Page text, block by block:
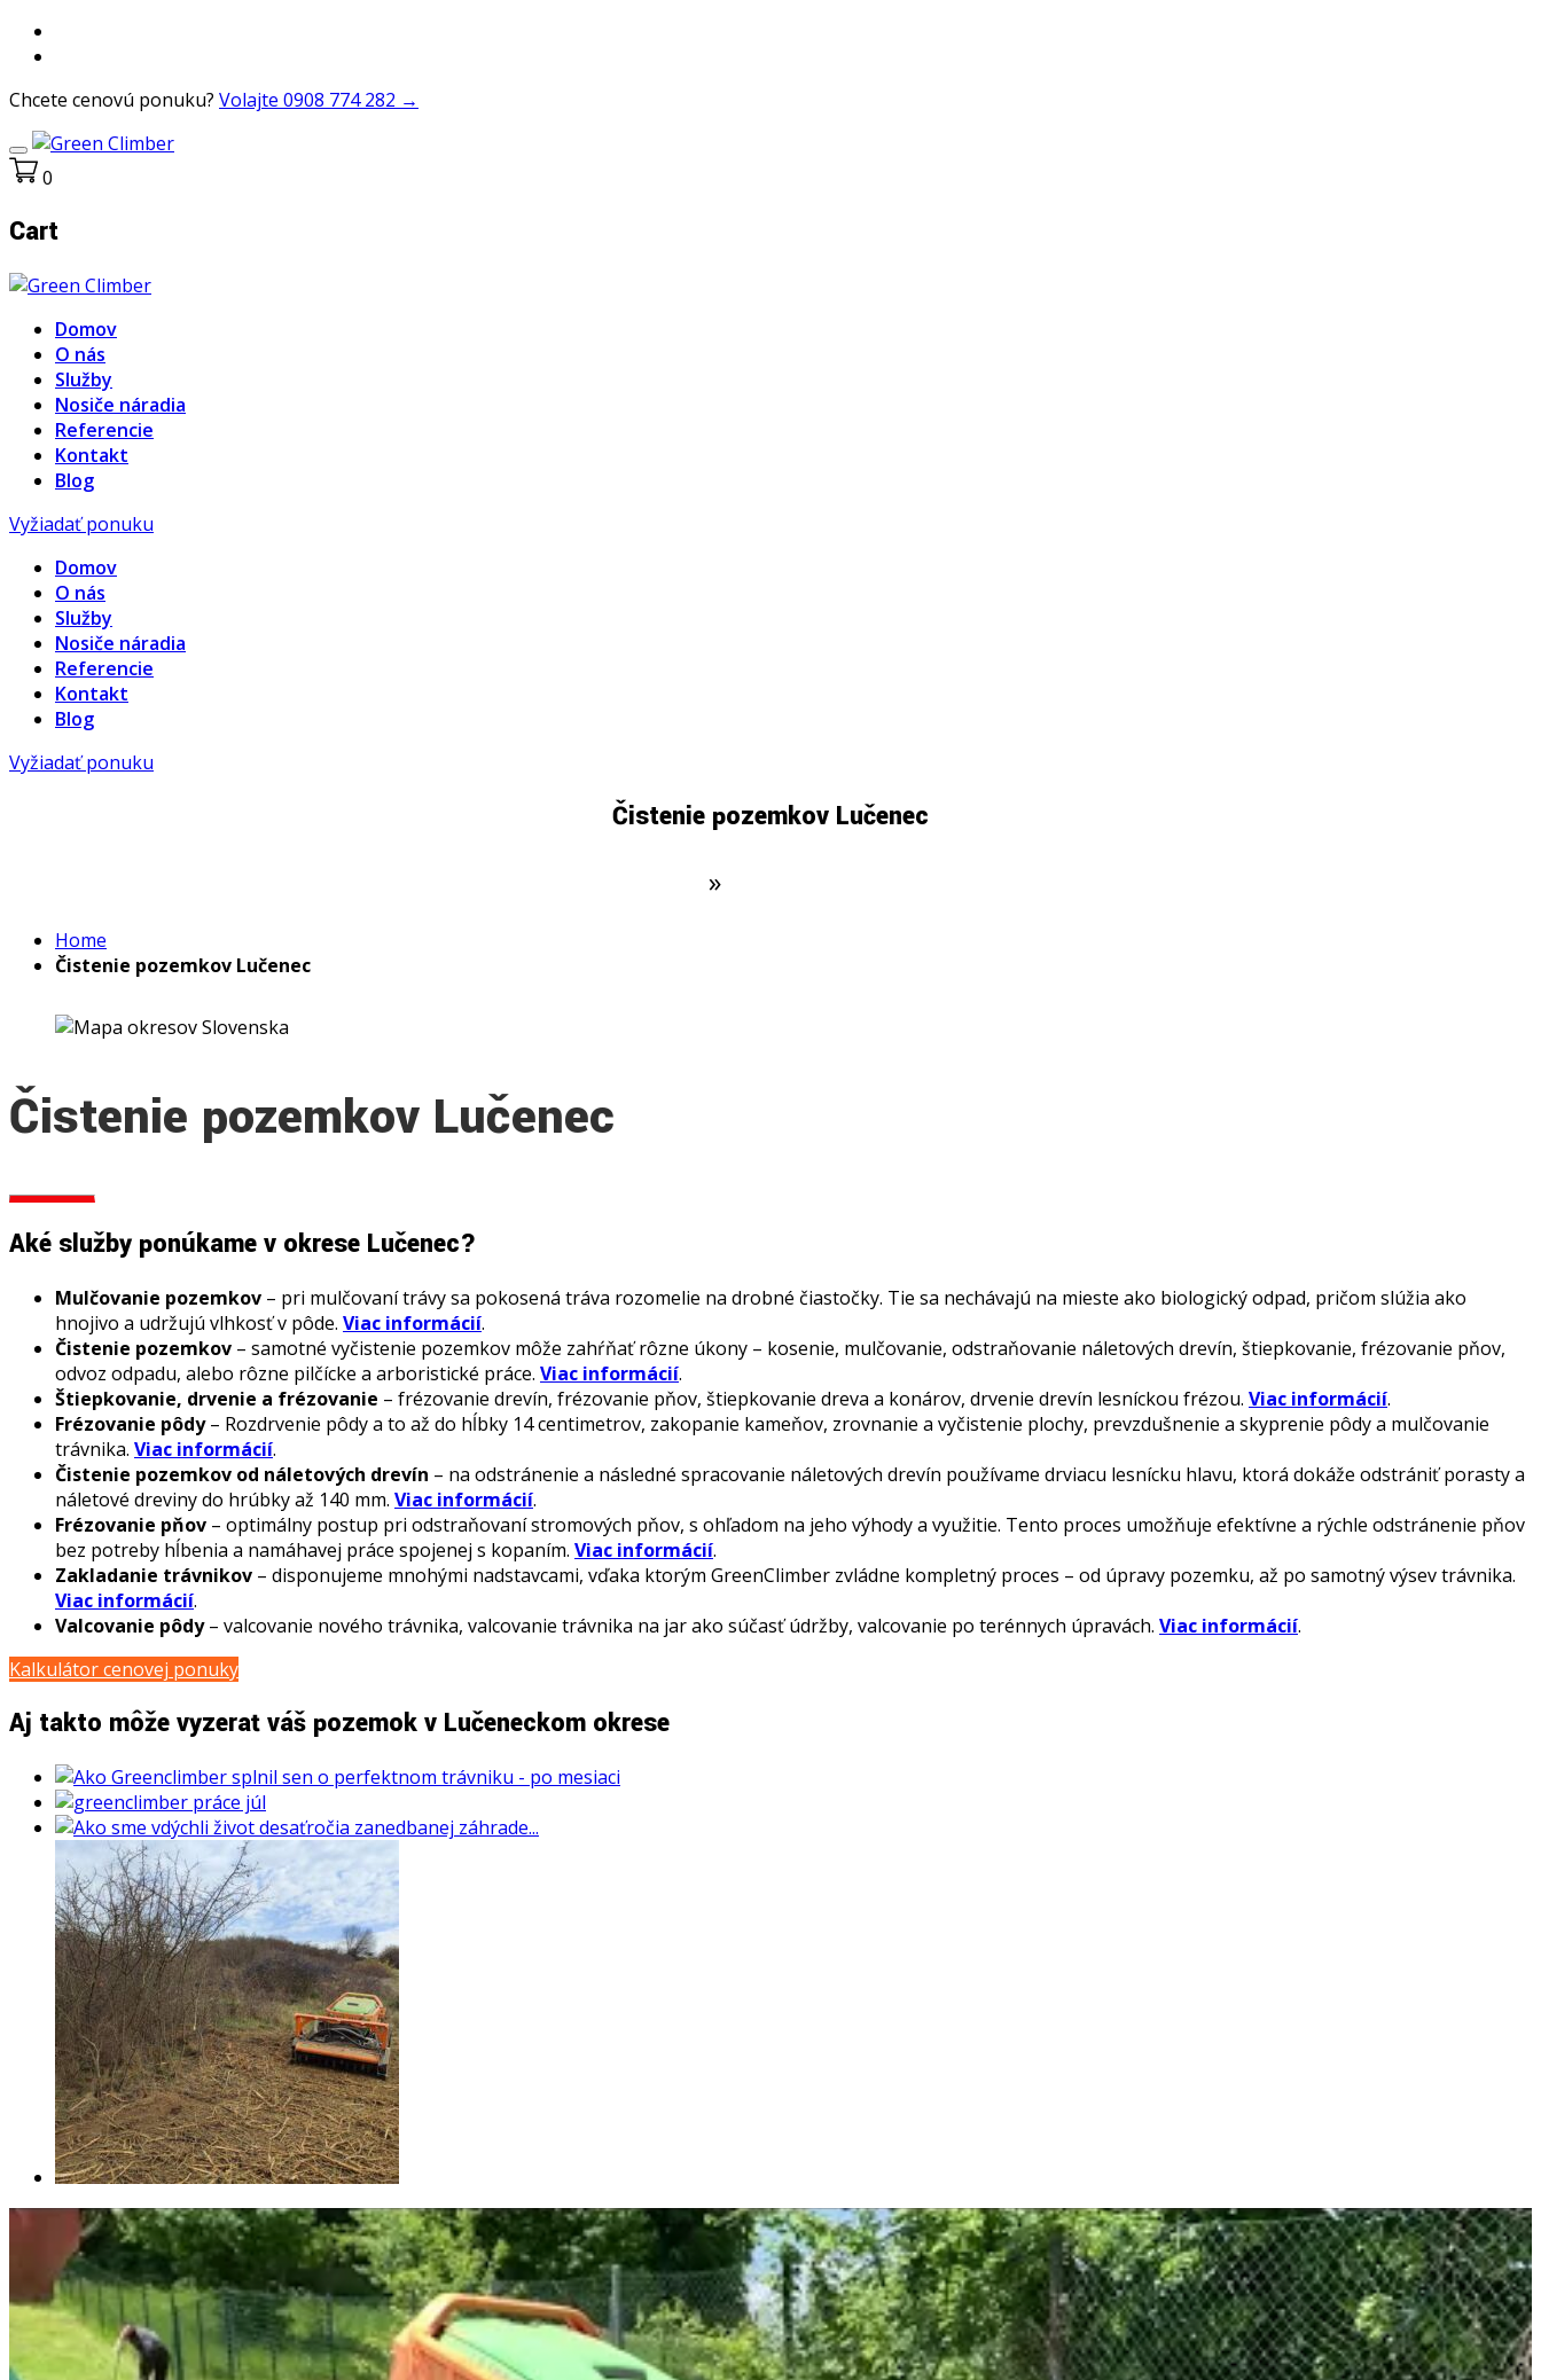
Chcete cenovú ponuku? Volajte 0908 774 282 →
0
Cart
Domov
O nás
Služby
Nosiče náradia
Referencie
Kontakt
Blog
Vyžiadať ponuku
Domov
O nás
Služby
Nosiče náradia
Referencie
Kontakt
Blog
Vyžiadať ponuku
Čistenie pozemkov Lučenec
»
Home
Čistenie pozemkov Lučenec
Čistenie pozemkov Lučenec
Aké služby ponúkame v okrese Lučenec?
Mulčovanie pozemkov – pri mulčovaní trávy sa pokosená tráva rozomelie na drobné čiastočky. Tie sa nechávajú na mieste ako biologický odpad, pričom slúžia ako
hnojivo a udržujú vlhkosť v pôde. Viac informácií.
Čistenie pozemkov – samotné vyčistenie pozemkov môže zahŕňať rôzne úkony – kosenie, mulčovanie, odstraňovanie náletových drevín, štiepkovanie, frézovanie pňov,
odvoz odpadu, alebo rôzne pilčícke a arboristické práce. Viac informácií.
Štiepkovanie, drvenie a frézovanie – frézovanie drevín, frézovanie pňov, štiepkovanie dreva a konárov, drvenie drevín lesníckou frézou. Viac informácií.
Frézovanie pôdy– Rozdrvenie pôdy a to až do hĺbky 14 centimetrov, zakopanie kameňov, zrovnanie a vyčistenie plochy, prevzdušnenie a skyprenie pôdy a mulčovanie
trávnika. Viac informácií.
Čistenie pozemkov od náletových drevín – na odstránenie a následné spracovanie náletových drevín používame drviacu lesnícku hlavu, ktorá dokáže odstrániť porasty a
náletové dreviny do hrúbky až 140 mm. Viac informácií.
Frézovanie pňov – optimálny postup pri odstraňovaní stromových pňov, s ohľadom na jeho výhody a využitie. Tento proces umožňuje efektívne a rýchle odstránenie pňov
bez potreby hĺbenia a namáhavej práce spojenej s kopaním. Viac informácií.
Zakladanie trávnikov – disponujeme mnohými nadstavcami, vďaka ktorým GreenClimber zvládne kompletný proces – od úpravy pozemku, až po samotný výsev trávnika.
Viac informácií.
Valcovanie pôdy– valcovanie nového trávnika, valcovanie trávnika na jar ako súčasť údržby, valcovanie po terénnych úpravách. Viac informácií.
Kalkulátor cenovej ponuky
Aj takto môže vyzerať váš pozemok v Lučeneckom okrese